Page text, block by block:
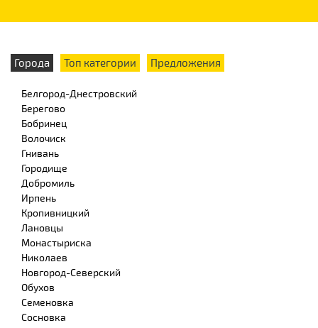
Города Топ категории Предложения
Белгород-Днестровский
Берегово
Бобринец
Волочиск
Гнивань
Городище
Добромиль
Ирпень
Кропивницкий
Лановцы
Монастыриска
Николаев
Новгород-Северский
Обухов
Семеновка
Сосновка